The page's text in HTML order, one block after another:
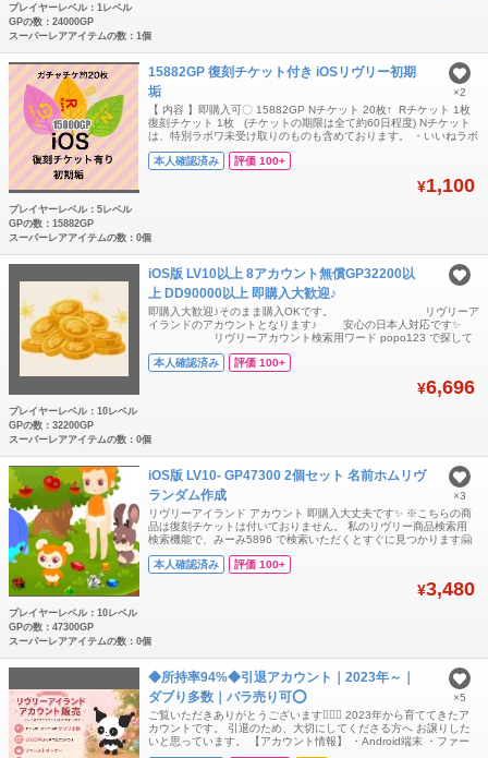
プレイヤーレベル：1レベル
GPの数：24000GP
スーパーレアアイテムの数：1個
15882GP 復刻チケット付き iOSリヴリー初期
垢
【 内容 】即購入可〇 15882GP Nチケット 20枚↑ Rチケット 1枚
復刻チケット 1枚 (チケットの期限は全て約60日程度) Nチケット
は、特別ラボワ未受け取りのものも含めております。 ・いいねラボ
好きなものを復刻した後、メイン垢に送る事が可能です〇 ・その
本人確認済み 評価 100+
¥1,100
×2
プレイヤーレベル：5レベル
GPの数：15882GP
スーパーレアアイテムの数：0個
iOS版 LV10以上 8アカウント無償GP32200以
上 DD90000以上 即購入大歓迎♪
即購入大歓迎♪そのまま購入OKです。 リヴリーア
イランドのアカウントとなります♪ 安心の日本人対応です✨
リヴリーアカウント検索用ワード popo123 で探して
ドウ済 アカウントです。 こちらiOSは
本人確認済み 評価 100+
¥6,696
プレイヤーレベル：10レベル
GPの数：32200GP
スーパーレアアイテムの数：0個
iOS版 LV10- GP47300 2個セット 名前ホムリヴ
ランダム作成
リヴリーアイランド アカウント 即購入大丈夫です✨ ※こちらの商
品は復刻チケットは付いておりません。 私のリヴリー商品検索用
検索機能で、みーみ5896 で検索いただくとすぐに見つかります🤗
はなく 純粋に日本人です。 アカウント作成時 名前 ホム リヴリー
本人確認済み 評価 100+
¥3,480
×3
プレイヤーレベル：10レベル
GPの数：47300GP
スーパーレアアイテムの数：0個
◆所持率94%◆引退アカウント｜2023年～｜
ダブり多数｜バラ売り可️⭕️
ご覧いただきありがとうございます🙋🏻‍♀️ 2023年から育ててきたア
カウントです。 引退のため、大切にしてくださる方へ お譲りした
いと思っています。 【アカウント情報】 ・Android端末 ・ファー
×5